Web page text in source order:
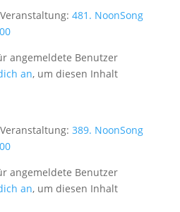
481. NoonSong
angemeldete Benutzer
an, um diesen Inhalt
389. NoonSong
angemeldete Benutzer
an, um diesen Inhalt